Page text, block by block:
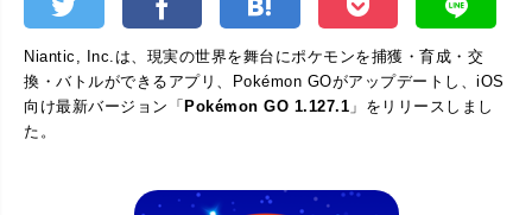
Niantic, Inc.は、現実の世界を舞台にポケモンを捕獲・育成・交
換・バトルができるアプリ、Pokémon GOがアップデートし、iOS
向け最新バージョン「Pokémon GO 1.127.1 」をリリースしまし
た。